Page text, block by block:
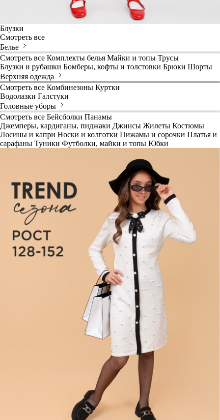
Блузки
Смотреть все
Белье
Смотреть все Комплекты белья Майки и топы Трусы
Блузки и рубашки Бомберы, кофты и толстовки Брюки Шорты
Верхняя одежда
Смотреть все Комбинезоны Куртки
Водолазки Галстуки
Головные уборы
Смотреть все Бейсболки Панамы
Джемперы, кардиганы, пиджаки Джинсы Жилеты Костюмы
Лосины и капри Носки и колготки Пижамы и сорочки Платья и
сарафаны Туники Футболки, майки и топы Юбки